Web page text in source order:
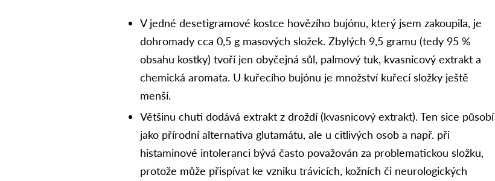
V jedné desetigramové kostce hovězího bujónu, který jsem zakoupila, je
dohromady cca 0,5 g masových složek. Zbylých 9,5 gramu (tedy 95 %
obsahu kostky) tvoří jen obyčejná sůl, palmový tuk, kvasnicový extrakt a
chemická aromata. U kuřecího bujónu je množství kuřecí složky ještě
menší.
Většinu chuti dodává extrakt z droždí (kvasnicový extrakt). Ten sice působí
jako přírodní alternativa glutamátu, ale u citlivých osob a např. při
histaminové intoleranci bývá často považován za problematickou složku,
protože může přispívat ke vzniku trávicích, kožních či neurologických